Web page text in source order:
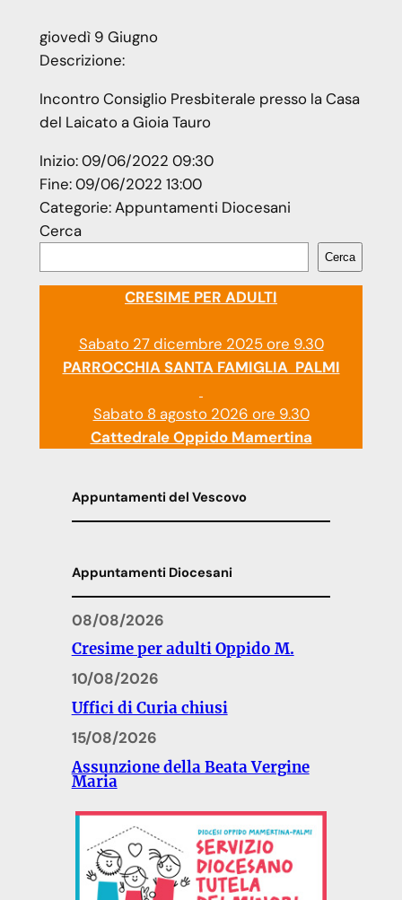
giovedì 9 Giugno
Descrizione:
Incontro Consiglio Presbiterale presso la Casa
del Laicato a Gioia Tauro
Inizio:09/06/2022 09:30
Fine:09/06/2022 13:00
Categorie:Appuntamenti Diocesani
Cerca
Cerca
CRESIME PER ADULTI
Sabato 27 dicembre 2025 ore 9.30
PARROCCHIA SANTA FAMIGLIA PALMI
Sabato 8 agosto 2026 ore 9.30
Cattedrale Oppido Mamertina
Appuntamenti del Vescovo
Appuntamenti Diocesani
08/08/2026
Cresime per adulti Oppido M.
10/08/2026
Uffici di Curia chiusi
15/08/2026
Assunzione della Beata Vergine
Maria